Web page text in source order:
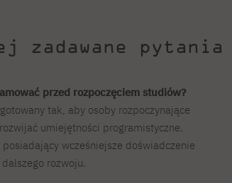
zadawane pytania
przed rozpoczęciem studiów?
tak, aby osoby rozpoczynające
umiejętności programistyczne.
wcześniejsze doświadczenie
rozwoju.